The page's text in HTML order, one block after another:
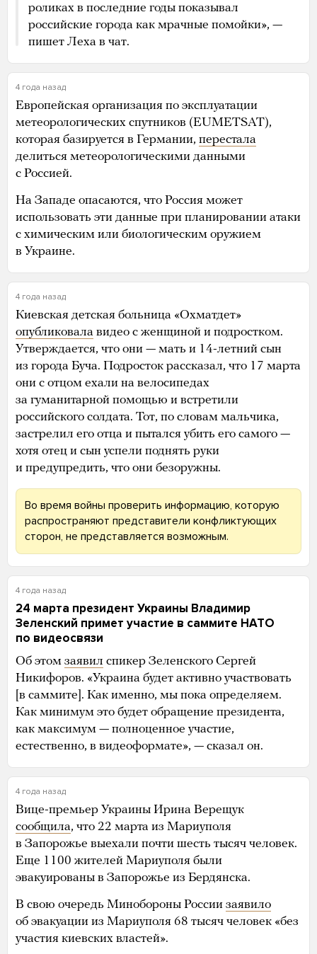
роликах в последние годы показывал
российские города как мрачные помойки», —
пишет Леха в чат.
4 года назад
Европейская организация по эксплуатации
метеорологических спутников (EUMETSAT),
которая базируется в Германии, перестала
делиться метеорологическими данными
с Россией.
На Западе опасаются, что Россия может
использовать эти данные при планировании атаки
с химическим или биологическим оружием
в Украине.
4 года назад
Киевская детская больница «Охматдет»
опубликовала видео с женщиной и подростком.
Утверждается, что они — мать и 14-летний сын
из города Буча. Подросток рассказал, что 17 марта
они с отцом ехали на велосипедах
за гуманитарной помощью и встретили
российского солдата. Тот, по словам мальчика,
застрелил его отца и пытался убить его самого —
хотя отец и сын успели поднять руки
и предупредить, что они безоружны.
Во время войны проверить информацию, которую
распространяют представители конфликтующих
сторон, не представляется возможным.
4 года назад
24 марта президент Украины Владимир
Зеленский примет участие в саммите НАТО
по видеосвязи
Об этом заявил спикер Зеленского Сергей
Никифоров. «Украина будет активно участвовать
[в саммите]. Как именно, мы пока определяем.
Как минимум это будет обращение президента,
как максимум — полноценное участие,
естественно, в видеоформате», — сказал он.
4 года назад
Вице-премьер Украины Ирина Верещук
сообщила, что 22 марта из Мариуполя
в Запорожье выехали почти шесть тысяч человек.
Еще 1100 жителей Мариуполя были
эвакуированы в Запорожье из Бердянска.
В свою очередь Минобороны России заявило
об эвакуации из Мариуполя 68 тысяч человек «без
участия киевских властей».